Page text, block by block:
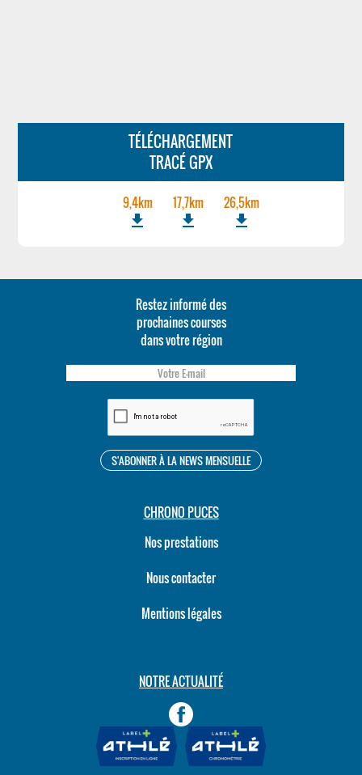
TÉLÉCHARGEMENT
TRACÉ GPX
9,4km
file_download
17,7km
file_download
26,5km
file_download
Restez informé des
prochaines courses
dans votre région
CHRONO PUCES
Nos prestations
Nous contacter
Mentions légales
NOTRE ACTUALITÉ